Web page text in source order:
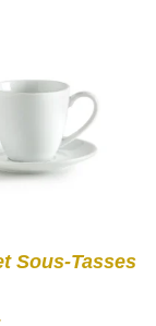
Sous-Tasses